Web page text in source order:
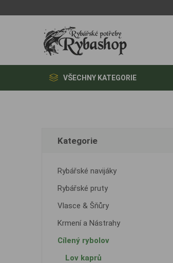
VŠECHNY KATEGORIE
Kategorie
Rybářské navijáky
Rybářské pruty
Vlasce & Šňůry
Krmení a Nástrahy
Cílený rybolov
Lov kaprů